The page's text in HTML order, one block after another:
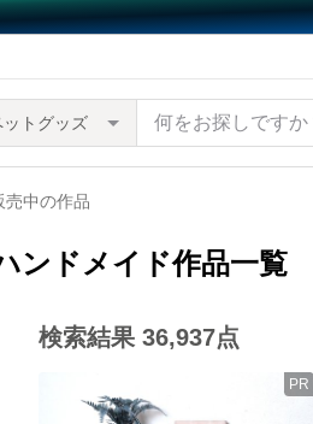
ットグッズ
売中の作品
ンドメイド作品一覧
検索結果 36,937点
PR